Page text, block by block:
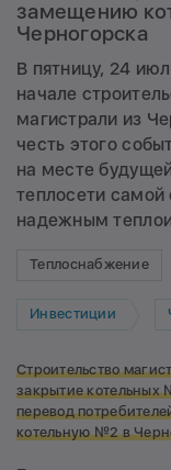
замещению
Черногорска
В пятницу, 24
начале
магистрали из
честь этого
на месте
теплосети самой
надежным
Теплоснабжение
Инвестиции
Строительство
закрытие
перевод
котельную №2 в